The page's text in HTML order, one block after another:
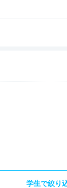
学生で絞り